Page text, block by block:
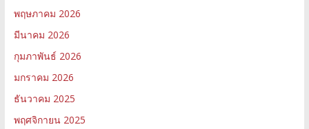
พฤษภาคม 2026
มีนาคม 2026
กุมภาพันธ์ 2026
มกราคม 2026
ธันวาคม 2025
พฤศจิกายน 2025